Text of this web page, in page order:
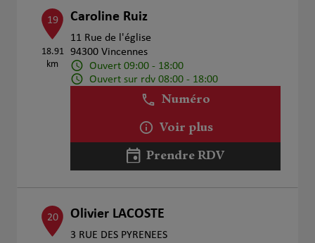
19
18.91
km
Caroline Ruiz
11 Rue de l'église
94300 Vincennes
Ouvert 09:00 - 18:00
Ouvert sur rdv 08:00 - 18:00
Numéro
Voir plus
Prendre RDV
20 Olivier LACOSTE
3 RUE DES PYRENEES